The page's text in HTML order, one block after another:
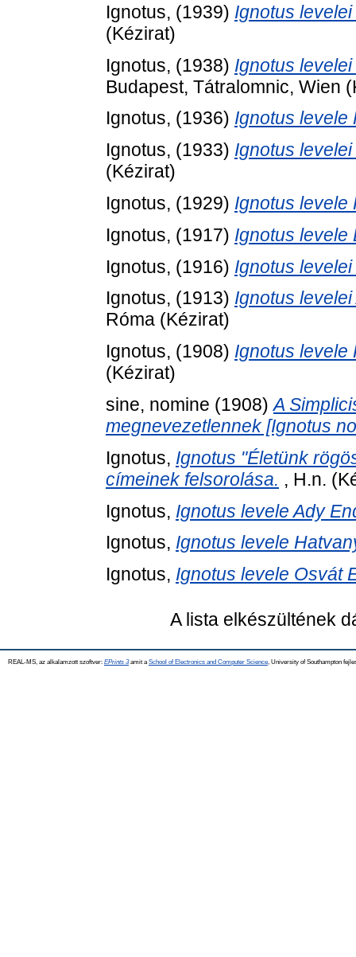
Ignotus, (1939) Ignotus
(Kézirat)
Ignotus, (1938) Ignotus
Budapest, Tátralomnic, Wien
Ignotus, (1936) Ignotus levele
Ignotus, (1933) Ignotus
(Kézirat)
Ignotus, (1929) Ignotus levele
Ignotus, (1917) Ignotus levele
Ignotus, (1916) Ignotus
Ignotus, (1913) Ignotus
Róma (Kézirat)
Ignotus, (1908) Ignotus levele
(Kézirat)
sine, nomine (1908)A
megnevezetlennek [Ignotus
Ignotus, Ignotus "Életünk
címeinek felsorolása. , H.n.
Ignotus, Ignotus levele Ady
Ignotus, Ignotus levele
Ignotus, Ignotus levele Osvát
A lista elkészültének
REAL-MS, az alkalamzott szoftver: EPrints 3amit a School of Electronics and Computer Science , University of Southampton